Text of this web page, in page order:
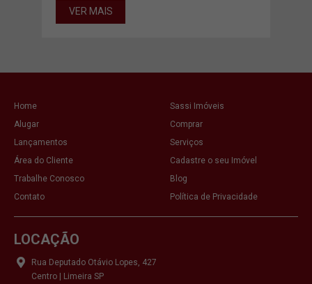
VER MAIS
Home
Sassi Imóveis
Alugar
Comprar
Lançamentos
Serviços
Área do Cliente
Cadastre o seu Imóvel
Trabalhe Conosco
Blog
Contato
Política de Privacidade
LOCAÇÃO
Rua Deputado Otávio Lopes, 427
Centro | Limeira SP